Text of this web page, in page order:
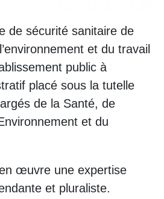
de sécurité sanitaire de
et du travail
public à
placé sous la tutelle
de la Santé, de
et du
œuvre une expertise
et pluraliste.